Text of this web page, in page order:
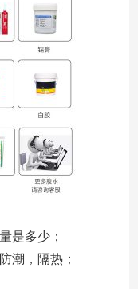
是多少；
潮，隔热；